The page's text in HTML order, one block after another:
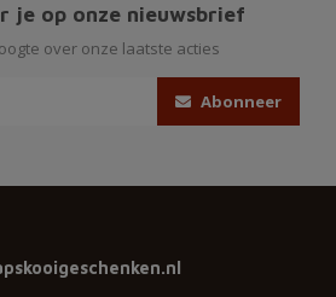
je op onze nieuwsbrief
over onze laatste acties
Abonneer